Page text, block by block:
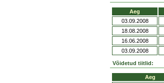
Aeg
03.09.2008
18.08.2008
16.06.2008
03.09.2008
Võidetud tiitlid:
Aeg